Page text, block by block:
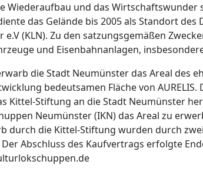
Wiederaufbau und das
das Gelände bis 2005 als Standort
e.V (KLN). Zu den satzungsgemäßen
und Eisenbahnanlagen,
die Stadt Neumünster das Areal des
bedeutsamen Fläche von
Kittel-Stiftung an die Stadt Neumünster
Neumünster (IKN) das Areal zu
durch die Kittel-Stiftung wurden durch
Abschluss des Kaufvertrags erfolgte